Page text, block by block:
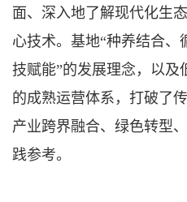
面、深入地了解现代化生
心技术。基地“种养结合、
技赋能”的发展理念，以及
的成熟运营体系，打破了
产业跨界融合、绿色转型
践参考。